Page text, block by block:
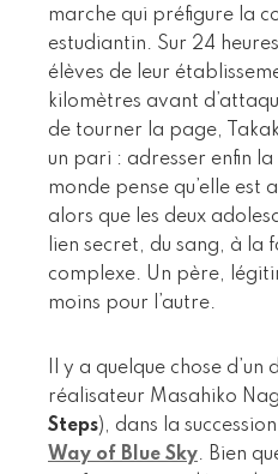
marche qui préfigure la
estudiantin. Sur 24
élèves de leur
kilomètres avant
de tourner la page,
un pari : adresser enfin
monde pense qu’elle est
alors que les deux
lien secret, du sang, à la
complexe. Un père,
moins pour l’autre.
Il y a quelque chose
réalisateur Masahiko
Steps), dans la
Way of Blue Sky. Bien